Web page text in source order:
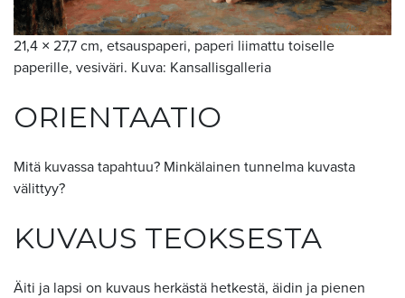
21,4 × 27,7 cm, etsauspaperi, paperi liimattu toiselle
paperille, vesiväri. Kuva: Kansallisgalleria
ORIENTAATIO
Mitä kuvassa tapahtuu? Minkälainen tunnelma kuvasta
välittyy?
KUVAUS TEOKSESTA
Äiti ja lapsi on kuvaus herkästä hetkestä, äidin ja pienen